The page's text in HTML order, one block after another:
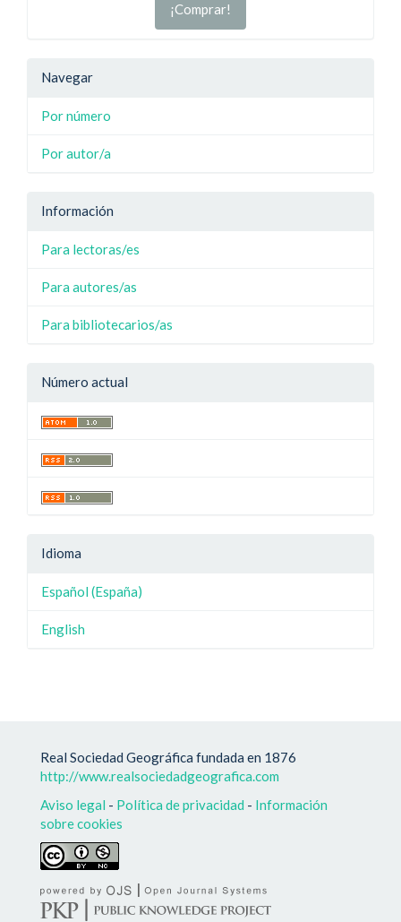
¡Comprar!
Navegar
Por número
Por autor/a
Información
Para lectoras/es
Para autores/as
Para bibliotecarios/as
Número actual
Idioma
Español (España)
English
Real Sociedad Geográfica fundada en 1876
http://www.realsociedadgeografica.com
Aviso legal - Política de privacidad - Información
sobre cookies